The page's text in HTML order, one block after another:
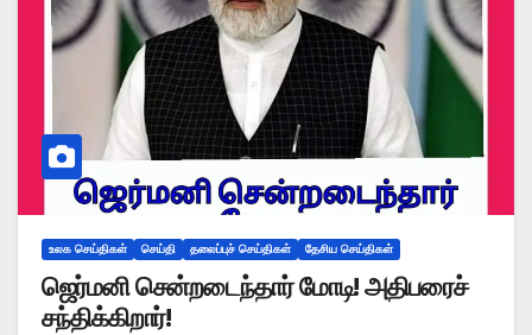
உலக செய்திகள் செய்தி தலைப்புச் செய்திகள் தேசிய செய்திகள்
ஜெர்மனி சென்றடைந்தார் மோடி! அதிபரைச்
சந்திக்கிறார்!